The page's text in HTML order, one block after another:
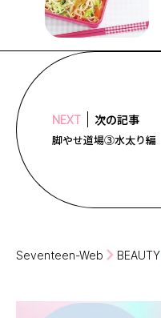
NEXT 次の記事
脚やせ道場③水太り編
Seventeen-Web BEAUTY